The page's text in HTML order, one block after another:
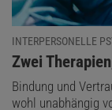
INTERPERSONELLE
:
Zwei
Bindung und
wohl unabhängig